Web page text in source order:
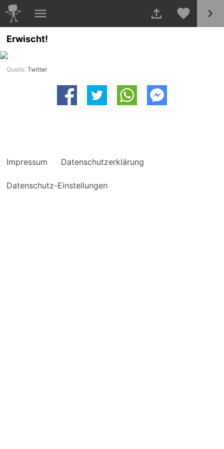
Erwischt!
Quelle:Twitter
Impressum Datenschutzerklärung
Datenschutz-Einstellungen